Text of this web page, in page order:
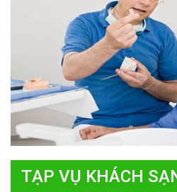
TẠP VỤ KHÁCH